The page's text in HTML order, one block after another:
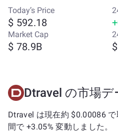
Today’s Price
$ 592.18
Market Cap
$ 78.9B
Dtravel の市場デ
Dtravel は現在約 $0.00086
間で +3.05% 変動しました。